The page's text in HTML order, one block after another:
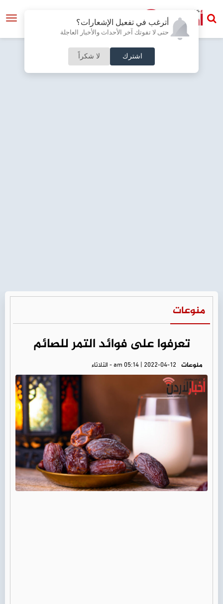
أترغب في تفعيل الإشعارات؟
حتى لا تفوتك آخر الأحداث والأخبار العاجلة
اشترك لا شكراً
منوعات
تعرفوا على فوائد التمر للصائم
منوعات am 05:14 | 2022-04-12 - الثلاثاء